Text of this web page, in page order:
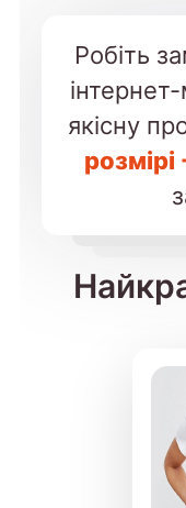
Робіть
якісну
розмірі